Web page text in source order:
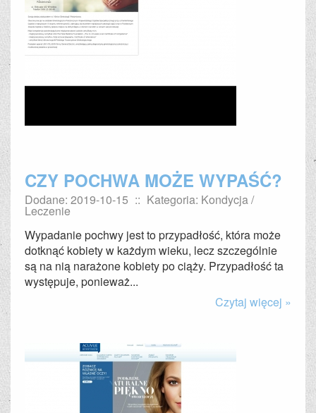
CZY POCHWA MOŻE WYPAŚĆ?
Dodane: 2019-10-15 :: Kategoria: Kondycja /
Leczenie
Wypadanie pochwy jest to przypadłość, która może
dotknąć kobiety w każdym wieku, lecz szczególnie
są na nią narażone kobiety po ciąży. Przypadłość ta
występuje, ponieważ...
Czytaj więcej »